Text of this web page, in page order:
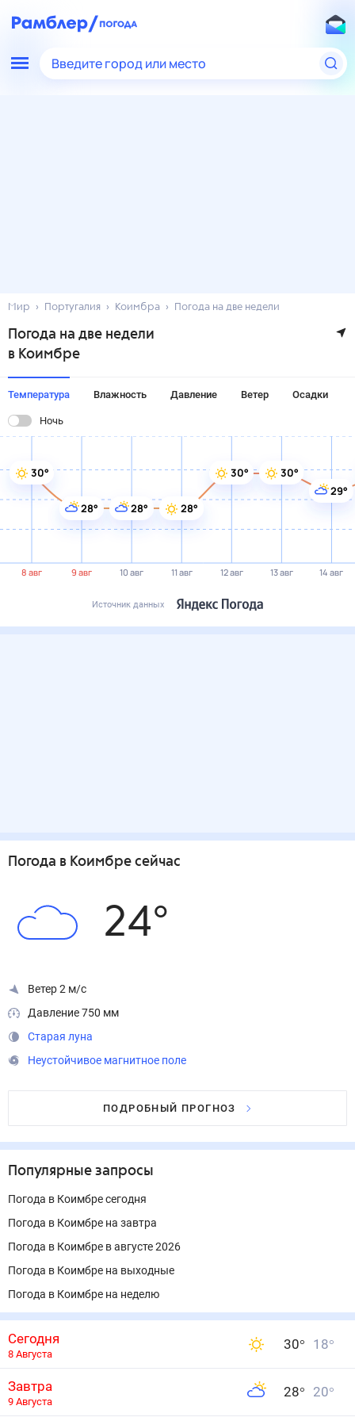
Введите город или место
Мир Португалия Коимбра Погода на две недели
Погода на две недели
в Коимбре
Температура Влажность Давление Ветер Осадки
Ночь
8 авг 9 авг 10 авг 11 авг 12 авг 13 авг 14 авг
30°
28° 28° 28°
30°
30°
29°
Источник данных
Погода в Коимбре сейчас
24°
Ветер 2 м/с
Давление 750 мм
Старая луна
Неустойчивое магнитное поле
ПОДРОБНЫЙ ПРОГНОЗ
Популярные запросы
Погода в Коимбре сегодня
Погода в Коимбре на завтра
Погода в Коимбре в августе 2026
Погода в Коимбре на выходные
Погода в Коимбре на неделю
Сегодня
8 Августа
30° 18°
Завтра
9 Августа
28° 20°